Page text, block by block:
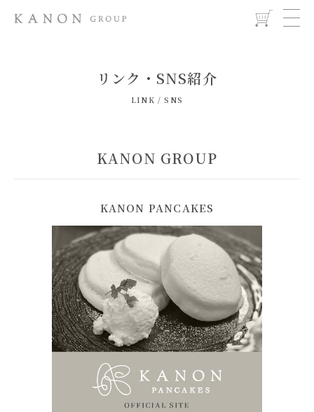
リンク・SNS紹介
LINK / SNS
KANON GROUP
KANON PANCAKES